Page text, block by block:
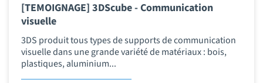
[TEMOIGNAGE] 3DScube - Communication
visuelle
3DS produit tous types de supports de communication
visuelle dans une grande variété de matériaux : bois,
plastiques, aluminium...